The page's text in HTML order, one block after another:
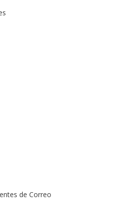
de Correo